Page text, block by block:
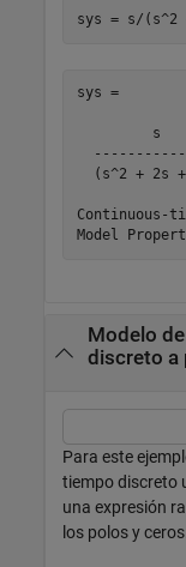
sys = s/(s^2
sys =
         s
(s^2 + 2s
Continuous-
Modelo
discreto a
Para este
tiempo discreto
una expresión
los polos y ceros.